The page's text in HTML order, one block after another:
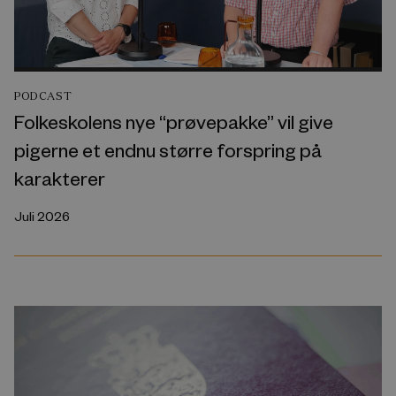
PODCAST
Folkeskolens nye “prøvepakke” vil give
pigerne et endnu større forspring på
karakterer
Juli 2026